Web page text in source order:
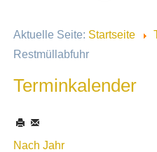
Aktuelle Seite: Startseite
Restmüllabfuhr
Terminkalender
Nach Jahr